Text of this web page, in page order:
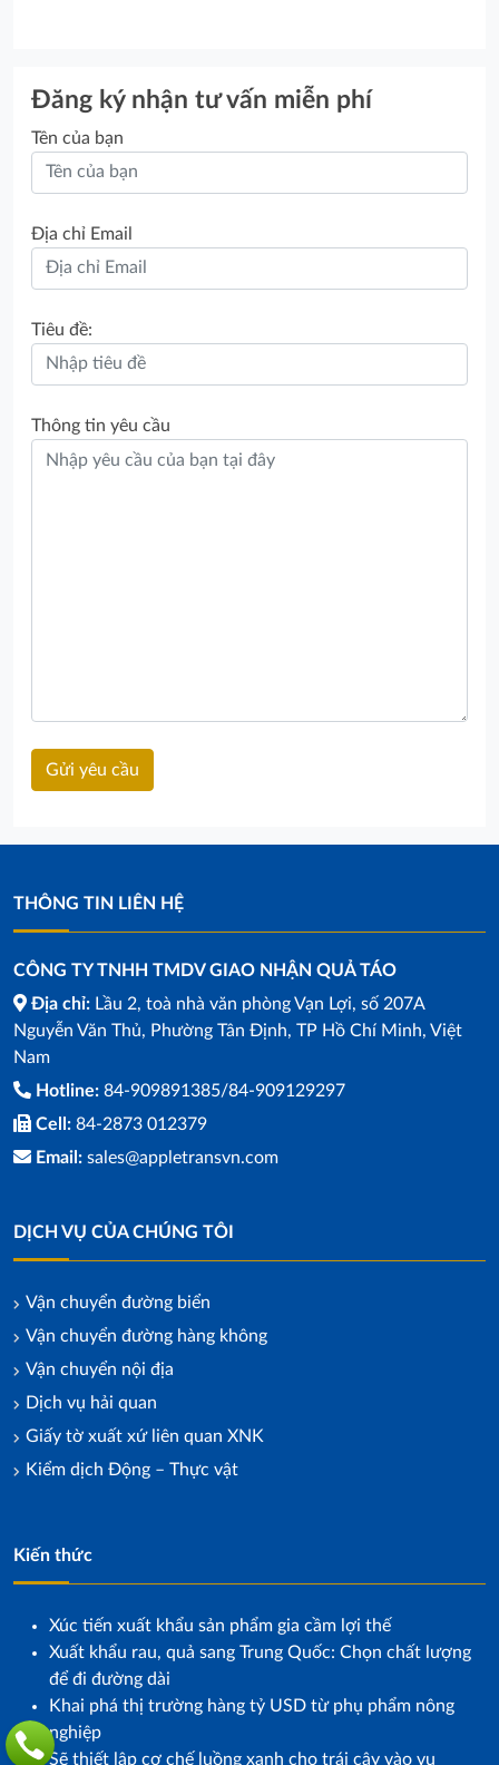
Đăng ký nhận tư vấn miễn phí
Tên của bạn
Địa chỉ Email
Tiêu đề:
Thông tin yêu cầu
THÔNG TIN LIÊN HỆ
CÔNG TY TNHH TMDV GIAO NHẬN QUẢ TÁO
Địa chỉ: Lầu 2, toà nhà văn phòng Vạn Lợi, số 207A
Nguyễn Văn Thủ, Phường Tân Định, TP Hồ Chí Minh, Việt
Nam
Hotline: 84-909891385/84-909129297
Cell: 84-2873 012379
Email: sales@appletransvn.com
DỊCH VỤ CỦA CHÚNG TÔI
Vận chuyển đường biển
Vận chuyển đường hàng không
Vận chuyển nội địa
Dịch vụ hải quan
Giấy tờ xuất xứ liên quan XNK
Kiểm dịch Động – Thực vật
Kiến thức
Xúc tiến xuất khẩu sản phẩm gia cầm lợi thế
Xuất khẩu rau, quả sang Trung Quốc: Chọn chất lượng
để đi đường dài
Khai phá thị trường hàng tỷ USD từ phụ phẩm nông
nghiệp
Sẽ thiết lập cơ chế luồng xanh cho trái cây vào vụ